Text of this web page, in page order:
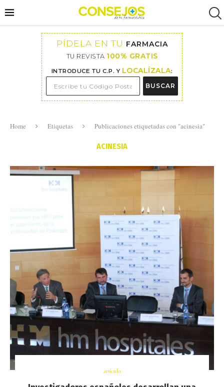
PÍDELA EN TU FARMACIA
TU REVISTA 100% GRATIS
INTRODUCE TU C.P. Y LOCALÍZALA:
BUSCAR
Home Etiquetas Publicaciones etiquetadas con "acinesia"
ACINESIA
artículo